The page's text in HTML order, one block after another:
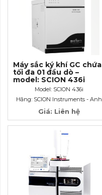
Máy sắc ký khí GC chứa
tối đa 01 đầu dò –
model: SCION 436i
Model: SCION 436i
Hãng: SCION Instruments - Anh
Giá: Liên hệ